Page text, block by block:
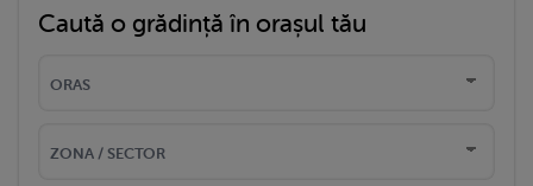
Caută o grădință în orașul tău